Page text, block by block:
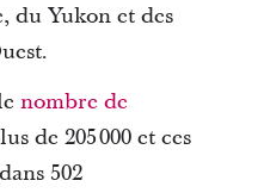
du Yukon et des
nombre de
de 205 000 et ces
502